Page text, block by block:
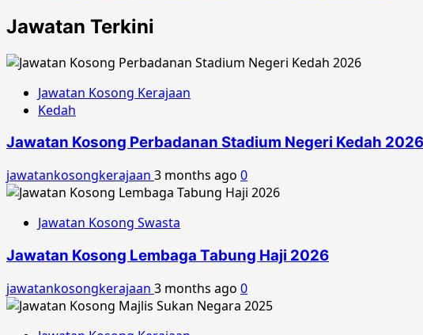
Jawatan Terkini
Jawatan Kosong Kerajaan
Kedah
Jawatan Kosong Perbadanan Stadium Negeri Kedah 2026
jawatankosongkerajaan 3 months ago 0
Jawatan Kosong Swasta
Jawatan Kosong Lembaga Tabung Haji 2026
jawatankosongkerajaan 3 months ago 0